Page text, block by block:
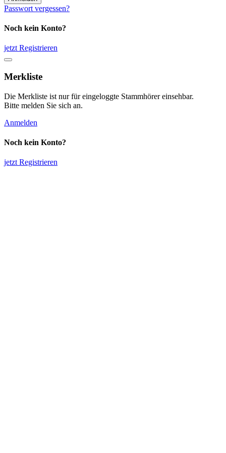
Passwort vergessen?
Noch kein Konto?
jetzt Registrieren
Merkliste
Die Merkliste ist nur für eingeloggte Stammhörer einsehbar.
Bitte melden Sie sich an.
Anmelden
Noch kein Konto?
jetzt Registrieren